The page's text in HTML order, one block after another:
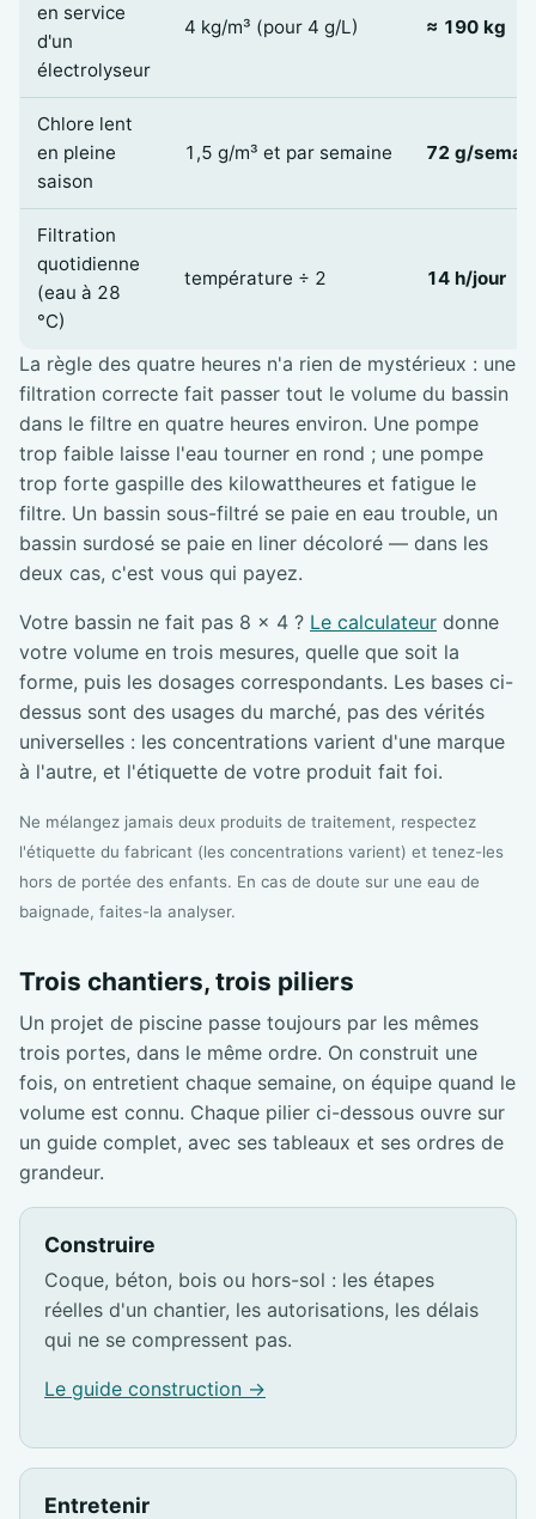
en service
d'un
électrolyseur
4 kg/m³ (pour 4 g/L) ≈ 190 kg
Chlore lent
en pleine
saison
1,5 g/m³ et par semaine 72 g/
Filtration
quotidienne
(eau à 28
°C)
température ÷ 2 14 h/jour
La règle des quatre heures n'a rien de mystérieux : une
filtration correcte fait passer tout le volume du bassin
dans le filtre en quatre heures environ. Une pompe
trop faible laisse l'eau tourner en rond ; une pompe
trop forte gaspille des kilowattheures et fatigue le
filtre. Un bassin sous-filtré se paie en eau trouble, un
bassin surdosé se paie en liner décoloré — dans les
deux cas, c'est vous qui payez.
Votre bassin ne fait pas 8 × 4 ? Le calculateur donne
votre volume en trois mesures, quelle que soit la
forme, puis les dosages correspondants. Les bases ci-
dessus sont des usages du marché, pas des vérités
universelles : les concentrations varient d'une marque
à l'autre, et l'étiquette de votre produit fait foi.
Ne mélangez jamais deux produits de traitement, respectez
l'étiquette du fabricant (les concentrations varient) et tenez-les
hors de portée des enfants. En cas de doute sur une eau de
baignade, faites-la analyser.
Trois chantiers, trois piliers
Un projet de piscine passe toujours par les mêmes
trois portes, dans le même ordre. On construit une
fois, on entretient chaque semaine, on équipe quand le
volume est connu. Chaque pilier ci-dessous ouvre sur
un guide complet, avec ses tableaux et ses ordres de
grandeur.
Construire
Coque, béton, bois ou hors-sol : les étapes
réelles d'un chantier, les autorisations, les délais
qui ne se compressent pas.
Le guide construction →
Entretenir